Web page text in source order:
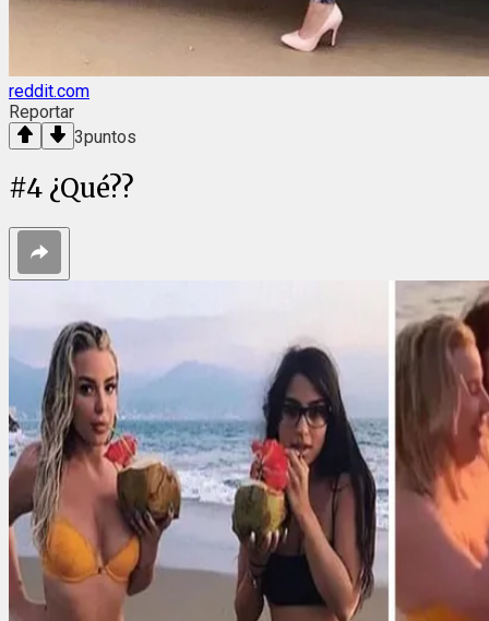
reddit.com
Reportar
3puntos
#4 ¿Qué??